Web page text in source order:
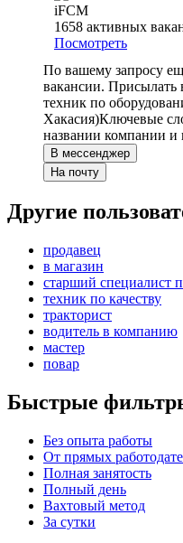
iFCM
1658 активных
Посмотреть
По вашему запросу
вакансии. Присылать
техник по
Хакасия)Ключевые
названии компании и
В мессенджер
На почту
Другие
продавец
в магазин
старший специалист
техник по качеству
тракторист
водитель в компанию
мастер
повар
Быстрые
Без опыта работы
От прямых
Полная занятость
Полный день
Вахтовый метод
За сутки